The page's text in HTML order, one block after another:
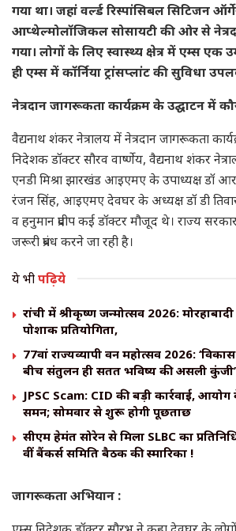
गया था। जहां वर्ल्ड रिस्पांसिबल सिटिजन
आप्थेल्मोलॉजिकल सोसायटी की ओर से
गया। लोगों के लिए स्वास्थ्य क्षेत्र में एम्स एक
ही एम्स में कॉर्निया ट्रांसप्लांट की सुविधा
नेत्रदान जागरूकता कार्यक्रम के उद्घाटन में
वैद्यनाथ शंकर नेत्रालय में नेत्रदान जागरूकता
निदेशक डॉक्टर सौरव वार्ष्णेय, वैद्यनाथ शंकर
एनडी मिश्रा झारखंड आइएमए के उपाध्यक्ष डॉ
रंजन सिंह, आइएमए देवघर के अध्यक्ष डॉ डी
व हनुमान प्रदीप कई डॉक्टर मौजूद थे। राज्य
जरूरी प्रबंध करने जा रही है।
ये भीपढ़िये
रांची में श्रीकृष्ण जन्मोत्सव 2026:
पोशाक प्रतियोगिता,
77वां राज्यव्यापी वन महोत्सव 2026:
बीच संतुलन ही सतत भविष्य की असली
JPSC Scam: CID की बड़ी कार्रवाई,
समन; सोमवार से शुरू होगी पूछताछ
सीएम हेमंत सोरेन से मिला SLBC का
वीं बैंकर्स समिति बैठक की स्मारिका !
जागरूकता अभियान :